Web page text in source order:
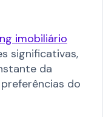
imobiliário
significativas,
da
do